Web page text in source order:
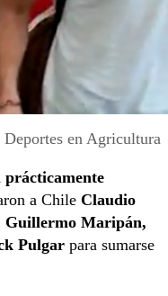
Deportes en Agricultura
prácticamente
a Chile Claudio
Guillermo Maripán,
Pulgar para sumarse